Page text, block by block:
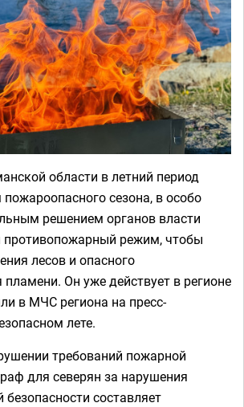
области в летний период
сезона, в особо
решением органов власти
противопожарный режим, чтобы
лесов и опасного
пламени. Он уже действует в регионе
в МЧС региона на пресс-
лете.
требований пожарной
для северян за нарушения
составляет